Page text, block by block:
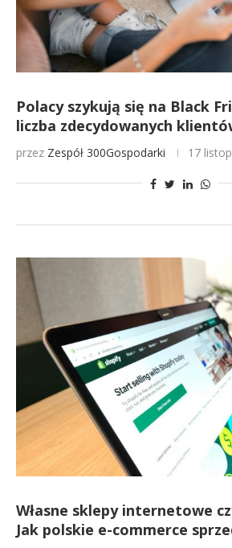
Polacy szykują się na Black
liczba zdecydowanych
przez Zespół 300Gospodarki 17
Własne sklepy internetowe
Jak polskie e-commerce